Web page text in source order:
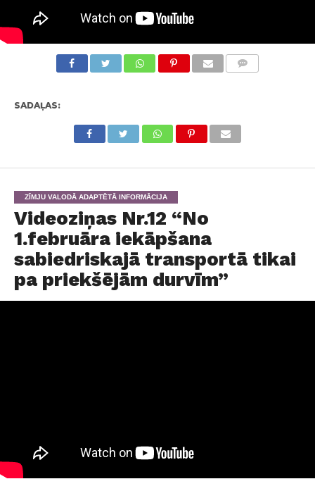
SADAĻAS:
ZĪMJU VALODĀ ADAPTĒTĀ INFORMĀCIJA
Videoziņas Nr.12 “No
1.februāra iekāpšana
sabiedriskajā transportā tikai
pa priekšējām durvīm”